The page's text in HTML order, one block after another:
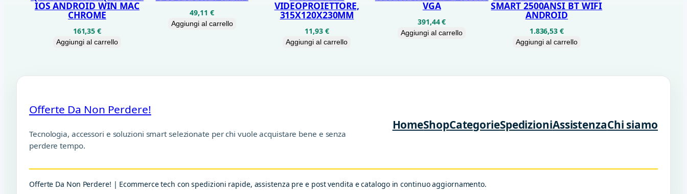
V
A
D
IOS ANDROID WIN MAC
CHROME
161,35€
Aggiungi al carrello
49,11 €
Aggiungi al carrello
VIDEOPROIETTORE,
315X120X230MM
11,93 €
Aggiungi al carrello
VGA
391,44€
Aggiungi al carrello
SMART 2500ANSI BT WIFI
ANDROID
1.836,53 €
Aggiungi al carrello
Offerte Da Non Perdere!
Tecnologia, accessori e soluzioni smart selezionate per chi vuole acquistare bene e senza
perdere tempo.
HomeShopCategorieSpedizioniAssistenzaChi siamo
Offerte Da Non Perdere! | Ecommerce tech con spedizioni rapide, assistenza pre e post vendita e catalogo in continuo aggiornamento.